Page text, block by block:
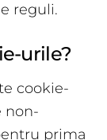
reguli.
urile?
cookie-
non-
prima